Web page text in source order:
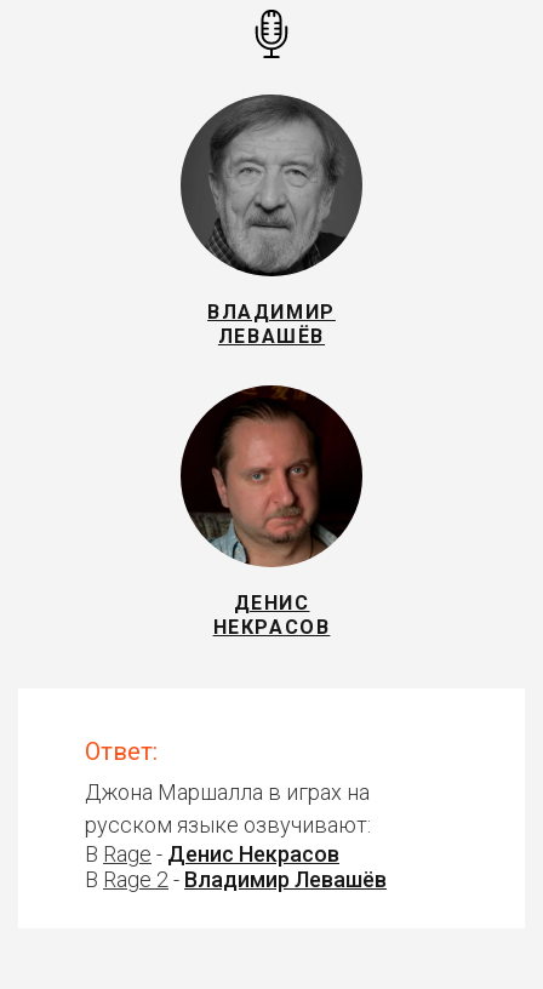
ВЛАДИМИР
ЛЕВАШЁВ
ДЕНИС
НЕКРАСОВ
Ответ:
Джона Маршалла в играх на
русском языке озвучивают:
В Rage - Денис Некрасов
В Rage 2 - Владимир Левашёв